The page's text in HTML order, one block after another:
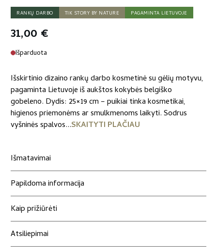
RANKŲ DARBO TIK STORY BY NATURE PAGAMINTA LIETUVOJE
31,00 €
Išparduota
Išskirtinio dizaino rankų darbo kosmetinė su gėlių motyvu,
pagaminta Lietuvoje iš aukštos kokybės belgiško
gobeleno. Dydis: 25×19 cm – puikiai tinka kosmetikai,
higienos priemonėms ar smulkmenoms laikyti. Sodrus
vyšninės spalvos...SKAITYTI PLAČIAU
Išmatavimai
Papildoma informacija
Kaip prižiūrėti
Atsiliepimai